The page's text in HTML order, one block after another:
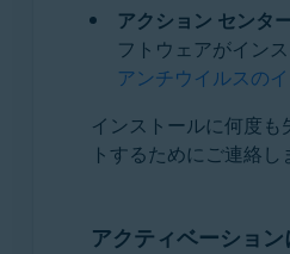
アクション センタ
フトウェアがイン
アンチウイルスの
インストールに何度も
トするためにご連絡し
アクティベーショ